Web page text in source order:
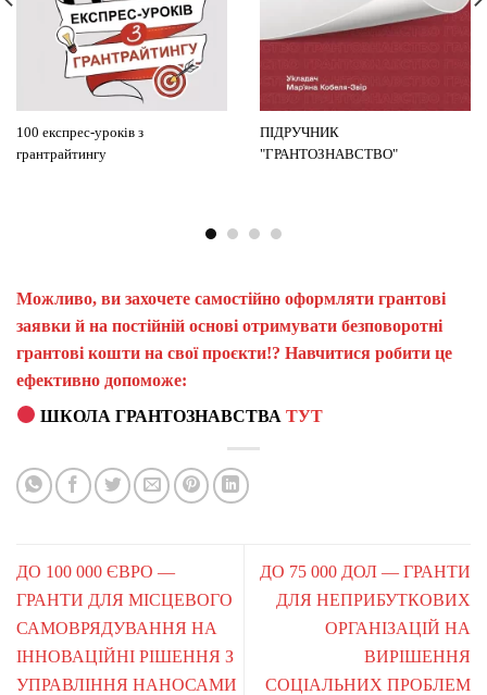
100 експрес-уроків з
грантрайтингу
ПІДРУЧНИК
"ГРАНТОЗНАВСТВО"
Можливо, ви захочете самостійно оформляти грантові
заявки й на постійній основі отримувати безповоротні
грантові кошти на свої проєкти!? Навчитися робити це
ефективно допоможе:
ШКОЛА ГРАНТОЗНАВСТВАТУТ
ДО 100 000 ЄВРО —
ГРАНТИ ДЛЯ МІСЦЕВОГО
САМОВРЯДУВАННЯ НА
ІННОВАЦІЙНІ РІШЕННЯ З
УПРАВЛІННЯ НАНОСАМИ
ДО 75 000 ДОЛ — ГРАНТИ
ДЛЯ НЕПРИБУТКОВИХ
ОРГАНІЗАЦІЙ НА
ВИРІШЕННЯ
СОЦІАЛЬНИХ ПРОБЛЕМ